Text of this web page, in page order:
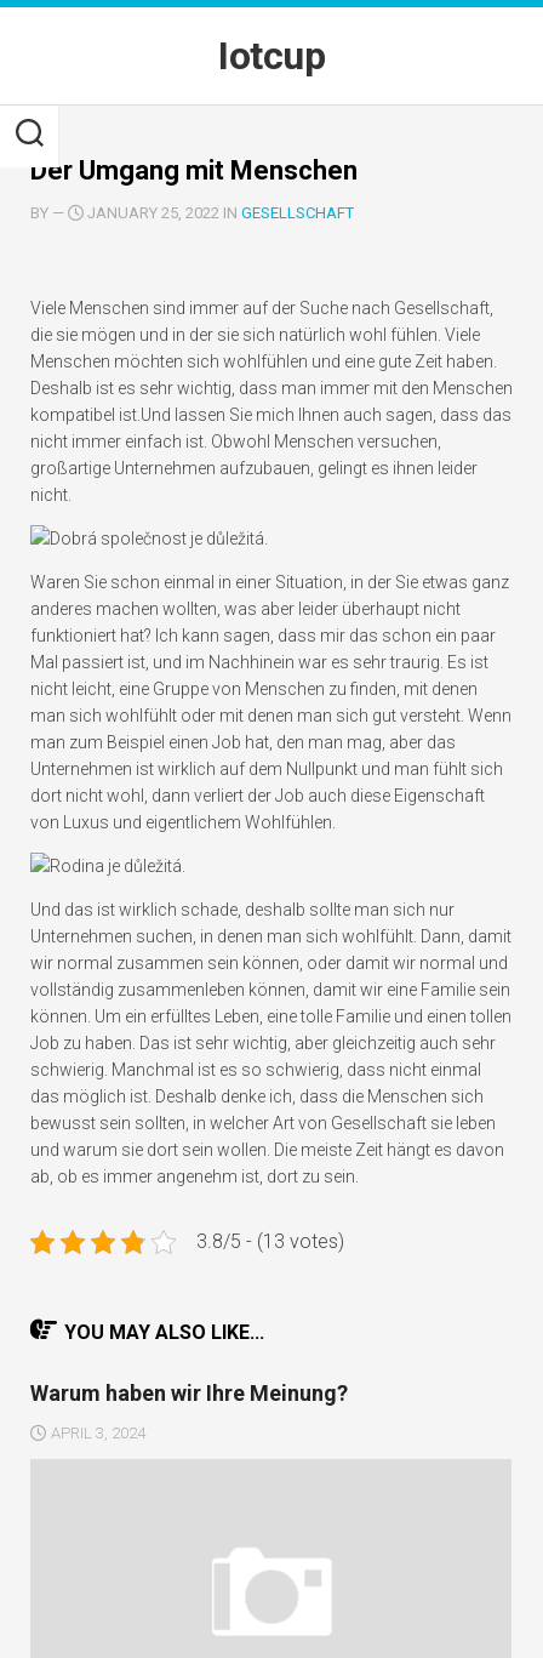
Skip
Iotcup
Der Umgang mit Menschen
BY — JANUARY 25, 2022 IN GESELLSCHAFT
Viele Menschen sind immer auf der Suche nach Gesellschaft,
die sie mögen und in der sie sich natürlich wohl fühlen. Viele
Menschen möchten sich wohlfühlen und eine gute Zeit haben.
Deshalb ist es sehr wichtig, dass man immer mit den Menschen
kompatibel ist. Und lassen Sie mich Ihnen auch sagen, dass das
nicht immer einfach ist. Obwohl Menschen versuchen,
großartige Unternehmen aufzubauen, gelingt es ihnen leider
nicht.
Waren Sie schon einmal in einer Situation, in der Sie etwas ganz
anderes machen wollten, was aber leider überhaupt nicht
funktioniert hat? Ich kann sagen, dass mir das schon ein paar
Mal passiert ist, und im Nachhinein war es sehr traurig. Es ist
nicht leicht, eine Gruppe von Menschen zu finden, mit denen
man sich wohlfühlt oder mit denen man sich gut versteht. Wenn
man zum Beispiel einen Job hat, den man mag, aber das
Unternehmen ist wirklich auf dem Nullpunkt und man fühlt sich
dort nicht wohl, dann verliert der Job auch diese Eigenschaft
von Luxus und eigentlichem Wohlfühlen.
Und das ist wirklich schade, deshalb sollte man sich nur
Unternehmen suchen, in denen man sich wohlfühlt. Dann, damit
wir normal zusammen sein können, oder damit wir normal und
vollständig zusammenleben können, damit wir eine Familie sein
können. Um ein erfülltes Leben, eine tolle Familie und einen tollen
Job zu haben. Das ist sehr wichtig, aber gleichzeitig auch sehr
schwierig. Manchmal ist es so schwierig, dass nicht einmal
das möglich ist. Deshalb denke ich, dass die Menschen sich
bewusst sein sollten, in welcher Art von Gesellschaft sie leben
und warum sie dort sein wollen. Die meiste Zeit hängt es davon
ab, ob es immer angenehm ist, dort zu sein.
3.8/5 - (13 votes)
YOU MAY ALSO LIKE...
Warum haben wir Ihre Meinung?
APRIL 3, 2024